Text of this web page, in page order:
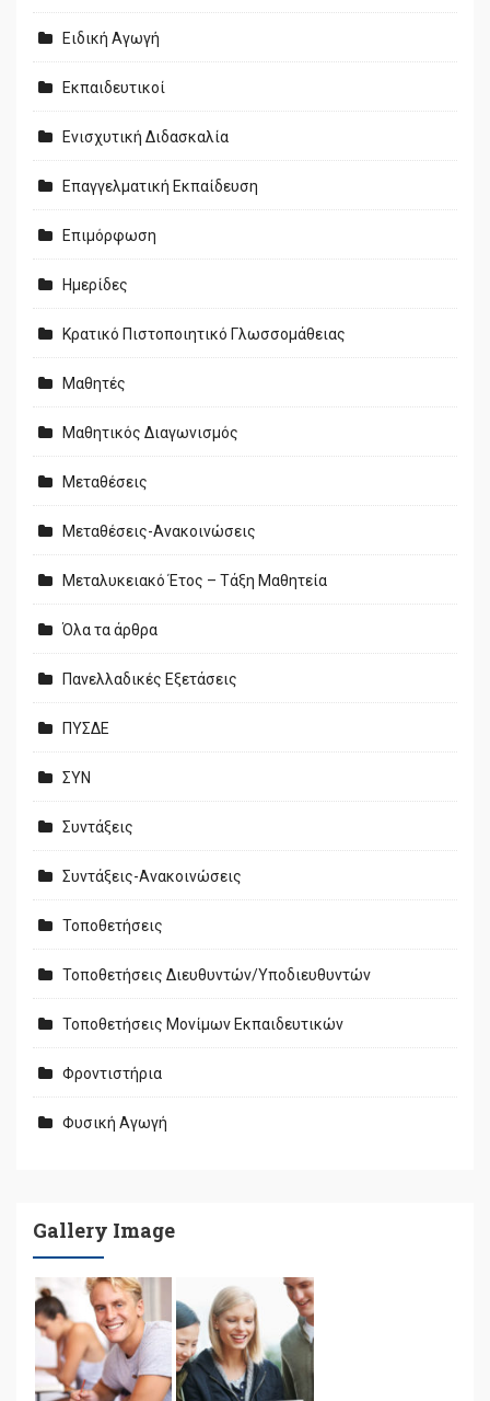
Ειδική Αγωγή
Εκπαιδευτικοί
Ενισχυτική Διδασκαλία
Επαγγελματική Εκπαίδευση
Επιμόρφωση
Ημερίδες
Κρατικό Πιστοποιητικό Γλωσσομάθειας
Μαθητές
Μαθητικός Διαγωνισμός
Μεταθέσεις
Μεταθέσεις-Ανακοινώσεις
Μεταλυκειακό Έτος – Τάξη Μαθητεία
Όλα τα άρθρα
Πανελλαδικές Εξετάσεις
ΠΥΣΔΕ
ΣΥΝ
Συντάξεις
Συντάξεις-Ανακοινώσεις
Τοποθετήσεις
Τοποθετήσεις Διευθυντών/Υποδιευθυντών
Τοποθετήσεις Μονίμων Εκπαιδευτικών
Φροντιστήρια
Φυσική Αγωγή
Gallery Image